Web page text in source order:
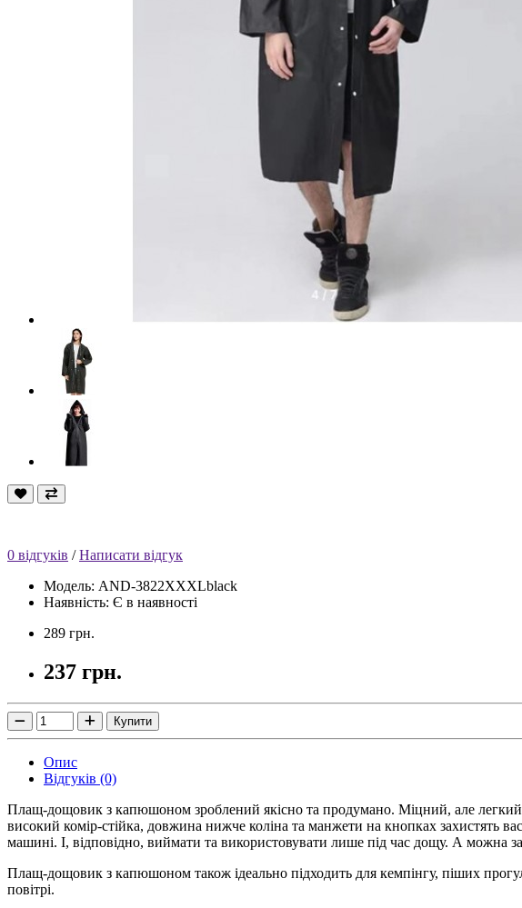
0 відгуків /Написати відгук
Модель: AND-3822ХXXLblack
Наявність: Є в наявності
289 грн.
237 грн.
Купити
Опис
Відгуків (0)
Плащ-дощовик з капюшоном зроблений якісно та продумано. Міцний, але
високий комір-стійка, довжина нижче коліна та манжети на кнопках захистять
машині. І, відповідно, виймати та використовувати лише під час дощу. А
Плащ-дощовик з капюшоном також ідеально підходить для кемпінгу, піших
повітрі.